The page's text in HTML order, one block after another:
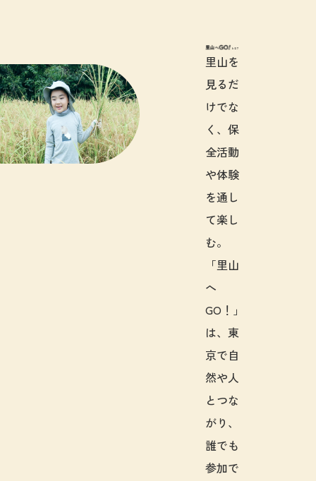
里山へGO!と
里山を
見るだ
けでな
く、保
全活動
や体験
を通し
て楽し
む。
「里山
へ
GO！」
は、東
京で自
然や人
とつな
がり、
誰でも
参加で